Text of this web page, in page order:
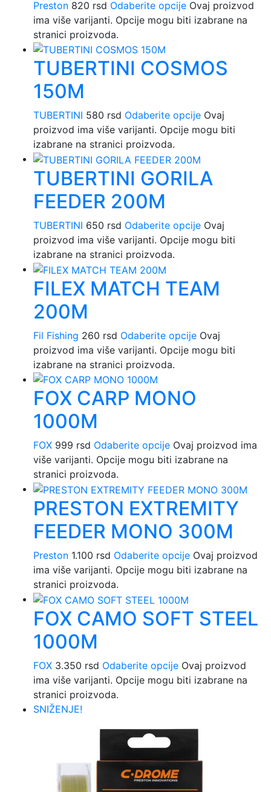
Preston 820 rsd Odaberite opcije Ovaj proizvod
ima više varijanti. Opcije mogu biti izabrane na
stranici proizvoda.
TUBERTINI COSMOS
150M
TUBERTINI 580 rsd Odaberite opcije Ovaj
proizvod ima više varijanti. Opcije mogu biti
izabrane na stranici proizvoda.
TUBERTINI GORILA
FEEDER 200M
TUBERTINI 650 rsd Odaberite opcije Ovaj
proizvod ima više varijanti. Opcije mogu biti
izabrane na stranici proizvoda.
FILEX MATCH TEAM
200M
Fil Fishing 260 rsd Odaberite opcije Ovaj
proizvod ima više varijanti. Opcije mogu biti
izabrane na stranici proizvoda.
FOX CARP MONO
1000M
FOX 999 rsd Odaberite opcije Ovaj proizvod ima
više varijanti. Opcije mogu biti izabrane na
stranici proizvoda.
PRESTON EXTREMITY
FEEDER MONO 300M
Preston 1.100 rsd Odaberite opcije Ovaj proizvod
ima više varijanti. Opcije mogu biti izabrane na
stranici proizvoda.
FOX CAMO SOFT STEEL
1000M
FOX 3.350 rsd Odaberite opcije Ovaj proizvod
ima više varijanti. Opcije mogu biti izabrane na
stranici proizvoda.
SNIŽENJE!